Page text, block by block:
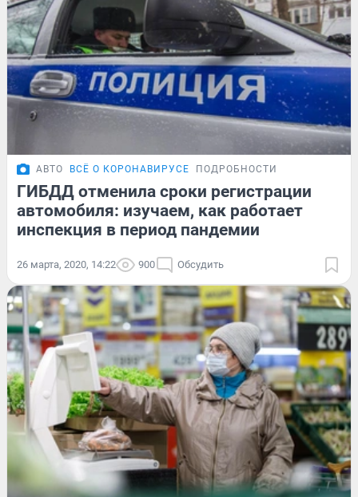
АВТО ВСЁ О КОРОНАВИРУСЕ ПОДРОБНОСТИ
ГИБДД отменила сроки регистрации
автомобиля: изучаем, как работает
инспекция в период пандемии
26 марта, 2020, 14:22 900 Обсудить